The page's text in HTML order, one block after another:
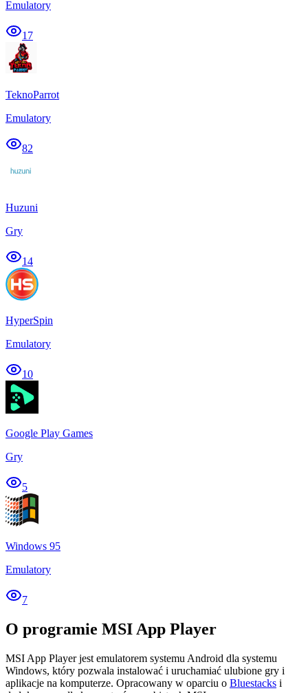
Emulatory
17
TeknoParrot
Emulatory
82
Huzuni
Gry
14
HyperSpin
Emulatory
10
Google Play Games
Gry
5
Windows 95
Emulatory
7
O programie MSI App Player
MSI App Player jest emulatorem systemu Android dla systemu
Windows, który pozwala instalować i uruchamiać ulubione gry i
aplikacje na komputerze. Opracowany w oparciu o Bluestacks i